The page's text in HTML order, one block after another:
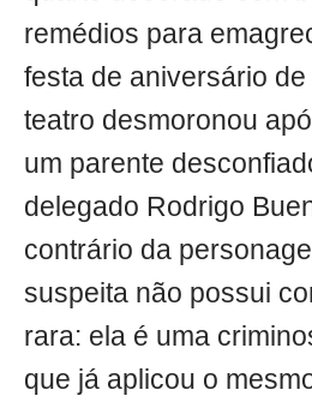
remédios para
festa de aniversário
teatro desmoronou
um parente
delegado Rodrigo
contrário da
suspeita não possui
rara: ela é uma
que já aplicou o